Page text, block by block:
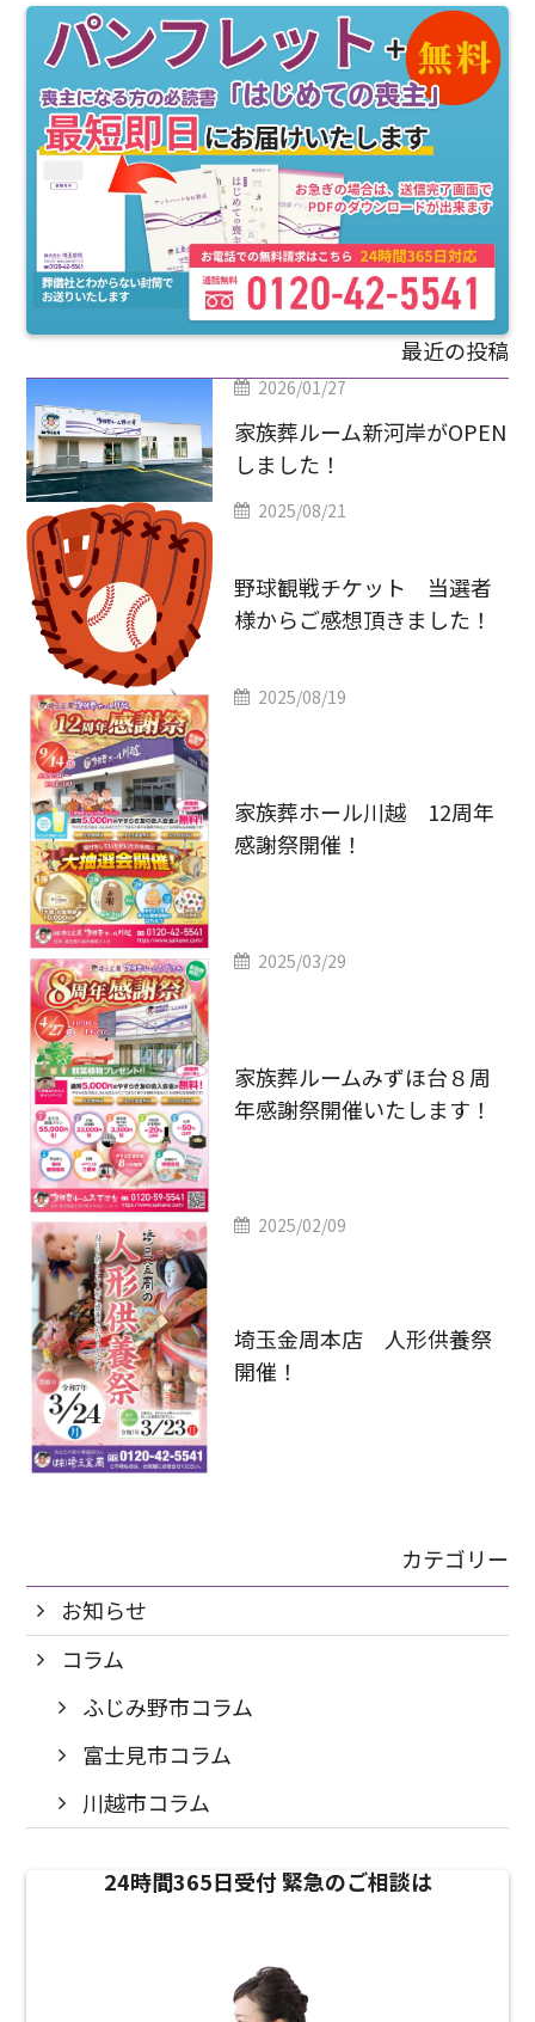
最近の投稿
2026/01/27
家族葬ルーム新河岸がOPEN
しました！
2025/08/21
野球観戦チケット 当選者
様からご感想頂きました！
2025/08/19
家族葬ホール川越 12周年
感謝祭開催！
2025/03/29
家族葬ルームみずほ台８周
年感謝祭開催いたします！
2025/02/09
埼玉金周本店 人形供養祭
開催！
カテゴリー
お知らせ
コラム
ふじみ野市コラム
富士見市コラム
川越市コラム
24時間365日受付緊急のご相談は